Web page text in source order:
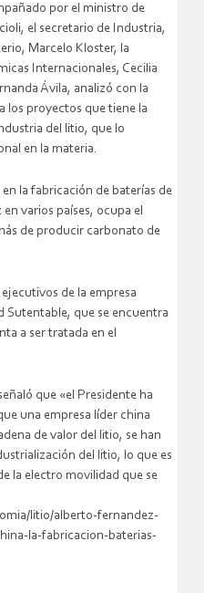
por el ministro de
el secretario de Industria,
Marcelo Kloster, la
Internacionales, Cecilia
Ávila, analizó con la
los proyectos que tiene la
del litio, que lo
en la materia.
la fabricación de baterías de
varios países, ocupa el
de producir carbonato de
de la empresa
Sutentable, que se encuentra
a ser tratada en el
que «el Presidente ha
una empresa líder china
de valor del litio, se han
del litio, lo que es
la electro movilidad que se
litio/alberto-fernandez-
la-fabricacion-baterias-